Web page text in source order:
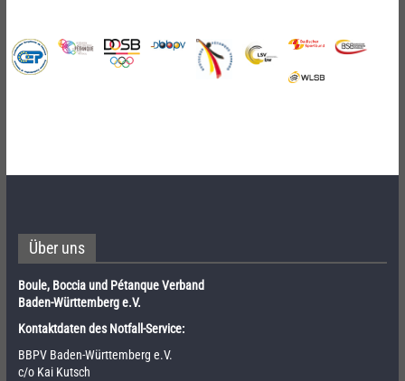
Über uns
Boule, Boccia und Pétanque Verband
Baden-Württemberg e.V.
Kontaktdaten des Notfall-Service:
BBPV Baden-Württemberg e.V.
c/o Kai Kutsch